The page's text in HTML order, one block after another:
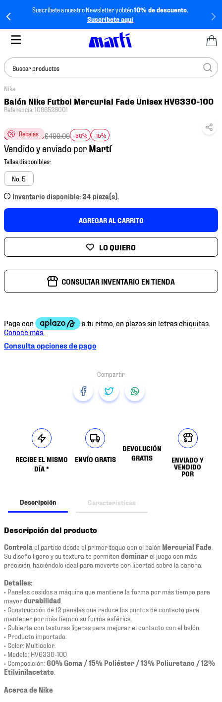
Suscríbete a nuestro Newsletter y obtén10% de descuento.
Suscríbete aquí
Buscar productos
Nike
Balón Nike Futbol Mercurial Fade Unisex HV6330-100
Referencia:1096526001
Rebajas
$296.90$499.00 -30% -15%
Vendido y enviado por
No. 5
Inventario disponible: 24 pieza(s).
AGREGAR AL CARRITO
CONSULTAR INVENTARIO EN TIENDA
Consulta opciones de pago
RECIBE EL MISMO
DÍA *
ENVÍO GRATIS
DEVOLUCIÓN
GRATIS
ENVIADO Y
VENDIDO
POR
Descripción Características
Descripción del producto
Controla el partido desde el primer toque con el balón Mercurial Fade
Su diseño ligero y su textura te permitendominarel juego con más
precisión, haciéndolo ideal para moverte con libertad sobre la cancha.
Detalles:
• Paneles cosidos a máquina que mantiene la forma por más tiempo para
mayordurabilidad
• Construcción de 12 paneles que reduce los puntos de contacto para
mantener por más tiempo su forma esférica.
• Cubierta con texturas ligeras para mejorar el contacto con el balón.
• Producto importado.
• Color: Multicolor.
• Modelo: HV6330-100
• Composición: 60% Goma / 15% Poliéster / 13% Poliuretano / 12%
Etilvinilacetato
Acerca de Nike
TÉRMINOS MÁS
BUSCADOS
2.
tenis hombre
3
tenis
4.
tenis futbol
5.
mochila
6.
jersey
tenis nike